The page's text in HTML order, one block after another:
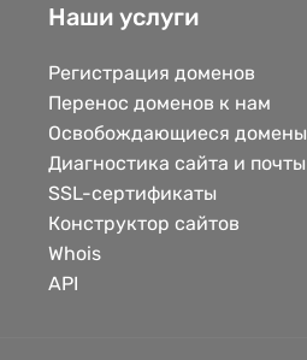
Наши услуги
Регистрация доменов
Перенос доменов к нам
Освобождающиеся домены
Диагностика сайта и почты
SSL-сертификаты
Конструктор сайтов
Whois
API